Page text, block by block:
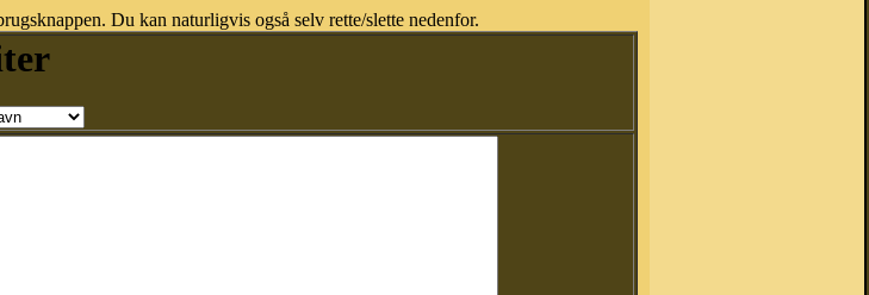
Du kan naturligvis også selv rette/slette nedenfor.